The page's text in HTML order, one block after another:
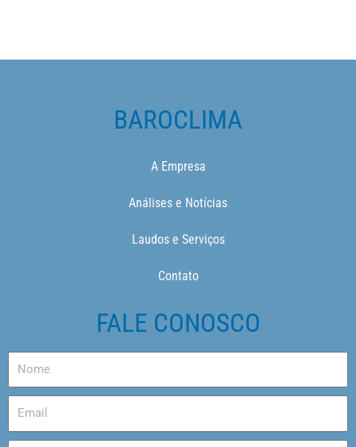
BAROCLIMA
A Empresa
Análises e Notícias
Laudos e Serviços
Contato
FALE CONOSCO